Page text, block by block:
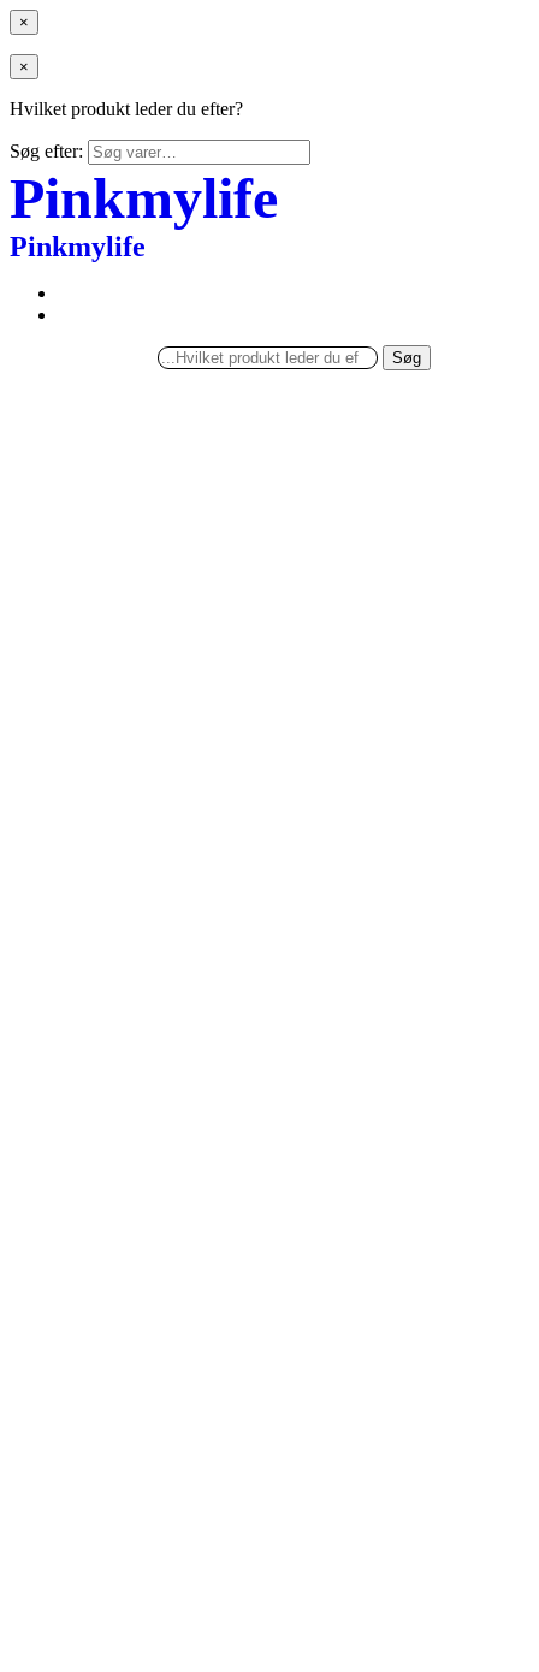
×
×
Hvilket produkt leder du efter?
Søg efter:
Pinkmylife
Pinkmylife
Søg